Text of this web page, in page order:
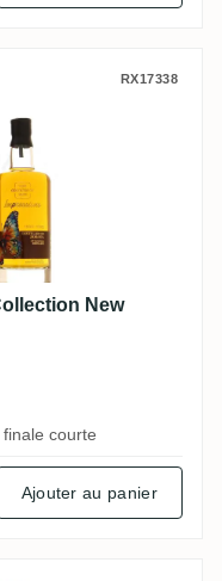
(Collection
RX17338
New
courte
Ajouter au panier